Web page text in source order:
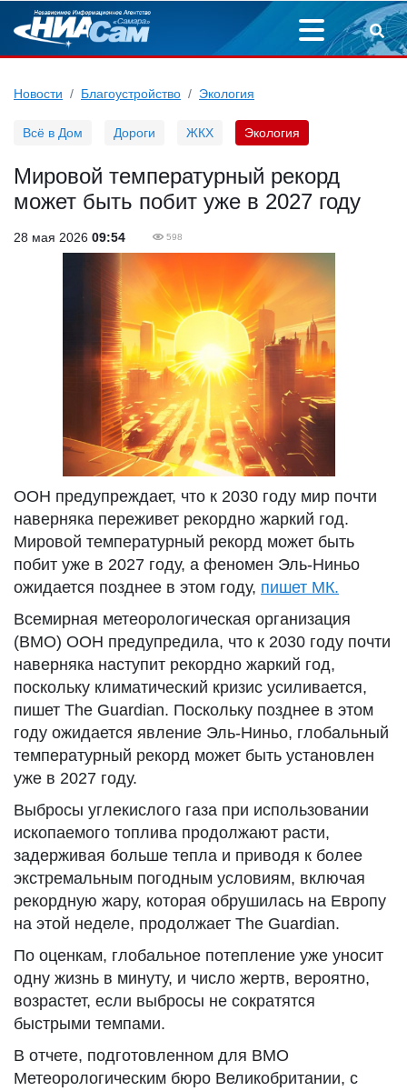
Новости Благоустройство Экология
Всё в Дом Дороги ЖКХ Экология
Мировой температурный рекорд
может быть побит уже в 2027 году
28 мая 2026 09:54 598
ООН предупреждает, что к 2030 году мир почти
наверняка переживет рекордно жаркий год.
Мировой температурный рекорд может быть
побит уже в 2027 году, а феномен Эль-Ниньо
ожидается позднее в этом году, пишет МК.
Всемирная метеорологическая организация
(ВМО) ООН предупредила, что к 2030 году почти
наверняка наступит рекордно жаркий год,
поскольку климатический кризис усиливается,
пишет The Guardian. Поскольку позднее в этом
году ожидается явление Эль-Ниньо, глобальный
температурный рекорд может быть установлен
уже в 2027 году.
Выбросы углекислого газа при использовании
ископаемого топлива продолжают расти,
задерживая больше тепла и приводя к более
экстремальным погодным условиям, включая
рекордную жару, которая обрушилась на Европу
на этой неделе, продолжает The Guardian.
По оценкам, глобальное потепление уже уносит
одну жизнь в минуту, и число жертв, вероятно,
возрастет, если выбросы не сократятся
быстрыми темпами.
В отчете, подготовленном для ВМО
Метеорологическим бюро Великобритании, с